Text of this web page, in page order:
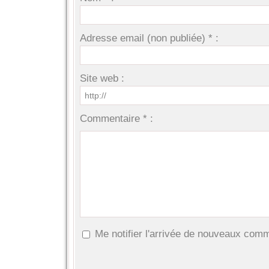
Adresse email (non publiée) * :
Site web :
Commentaire * :
Me notifier l'arrivée de nouveaux